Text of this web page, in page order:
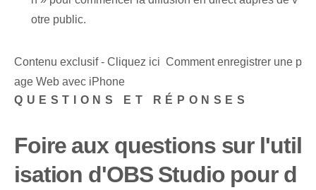
otre public.
Contenu exclusif - Cliquez ici Comment enregistrer une p
age Web avec iPhone
QUESTIONS ET RÉPONSES
Foire aux questions sur l'util
isation d'OBS Studio pour d